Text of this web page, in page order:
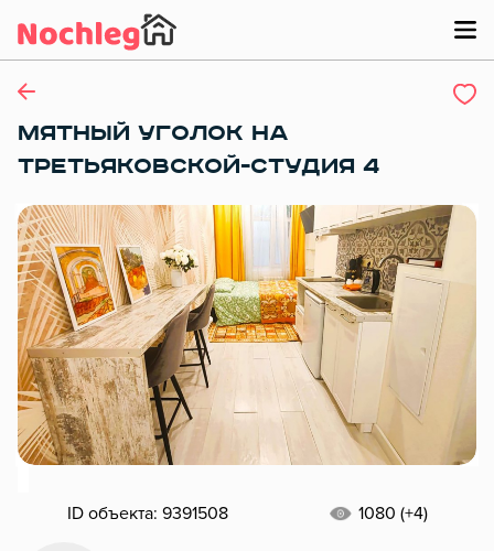
МЯТНЫЙ УГОЛОК НА
ТРЕТЬЯКОВСКОЙ-СТУДИЯ 4
ID объекта: 9391508 1080 (+4)